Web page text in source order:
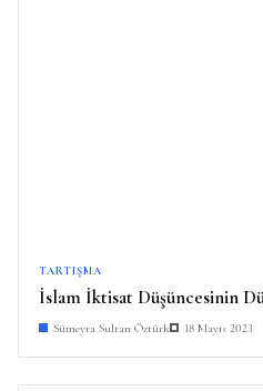
TARTIŞMA
İslam İktisat Düşüncesinin
Sümeyra Sultan Öztürk 18 Mayıs 2023